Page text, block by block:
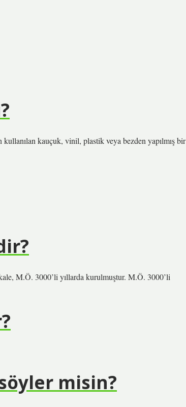
kauçuk, vinil, plastik veya bezden yapılmış bir
M.Ö. 3000’li yıllarda kurulmuştur. M.Ö. 3000’li
misin?